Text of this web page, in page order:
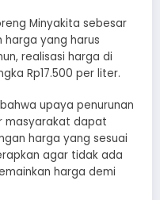
Minyakita sebesar
harga yang harus
realisasi harga di
Rp17.500 per liter.
upaya penurunan
masyarakat dapat
harga yang sesuai
agar tidak ada
harga demi